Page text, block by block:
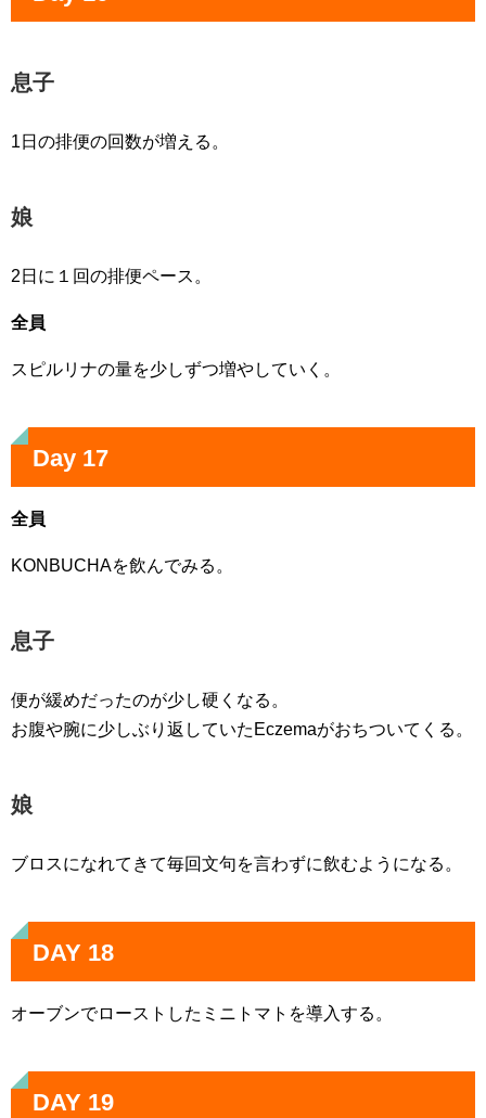
息子
1日の排便の回数が増える。
娘
2日に１回の排便ペース。
全員
スピルリナの量を少しずつ増やしていく。
Day 17
全員
KONBUCHAを飲んでみる。
息子
便が緩めだったのが少し硬くなる。
お腹や腕に少しぶり返していたEczemaがおちついてくる。
娘
ブロスになれてきて毎回文句を言わずに飲むようになる。
DAY 18
オーブンでローストしたミニトマトを導入する。
DAY 19